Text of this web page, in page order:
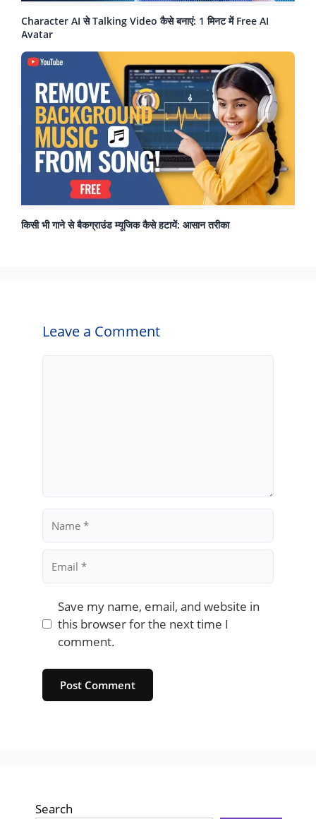
Character AI से Talking Video कैसे बनाएं: 1 मिनट में Free AI
Avatar
किसी भी गाने से बैकग्राउंड म्यूजिक कैसे हटायें: आसान तरीका
Leave a Comment
Save my name, email, and website in
this browser for the next time I
comment.
Website
Search